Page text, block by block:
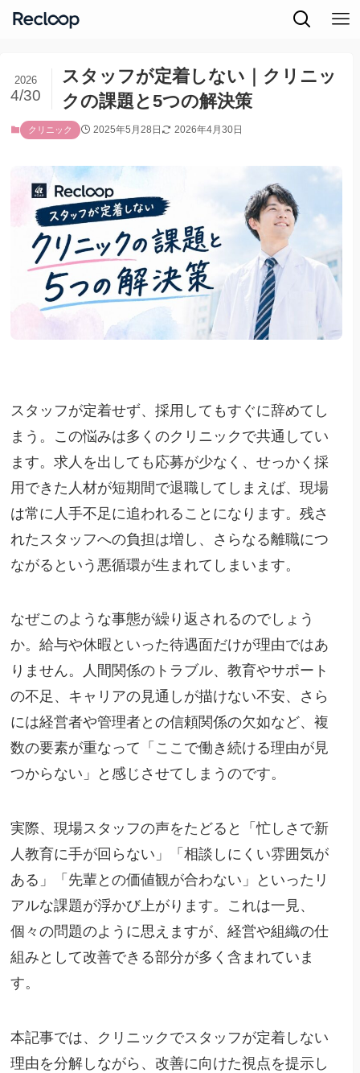
スタッフが定着しない｜クリニッ
クの課題と5つの解決策
2026
4/30
クリニック 2025年5月28日 2026年4月30日
スタッフが定着せず、採用してもすぐに辞めてし
まう。この悩みは多くのクリニックで共通してい
ます。求人を出しても応募が少なく、せっかく採
用できた人材が短期間で退職してしまえば、現場
は常に人手不足に追われることになります。残さ
れたスタッフへの負担は増し、さらなる離職につ
ながるという悪循環が生まれてしまいます。
なぜこのような事態が繰り返されるのでしょう
か。給与や休暇といった待遇面だけが理由ではあ
りません。人間関係のトラブル、教育やサポート
の不足、キャリアの見通しが描けない不安、さら
には経営者や管理者との信頼関係の欠如など、複
数の要素が重なって「ここで働き続ける理由が見
つからない」と感じさせてしまうのです。
実際、現場スタッフの声をたどると「忙しさで新
人教育に手が回らない」「相談しにくい雰囲気が
ある」「先輩との価値観が合わない」といったリ
アルな課題が浮かび上がります。これは一見、
個々の問題のように思えますが、経営や組織の仕
組みとして改善できる部分が多く含まれていま
す。
本記事では、クリニックでスタッフが定着しない
理由を分解しながら、改善に向けた視点を提示し